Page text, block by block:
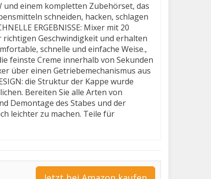
und einem kompletten Zubehörset, das
schneiden, hacken, schlagen
ERGEBNISSE: Mixer mit 20
richtigen Geschwindigkeit und erhalten
schnelle und einfache Weise.,
feinste Creme innerhalb von Sekunden
über einen Getriebemechanismus aus
die Struktur der Kappe wurde
Bereiten Sie alle Arten von
Demontage des Stabes und der
leichter zu machen. Teile für